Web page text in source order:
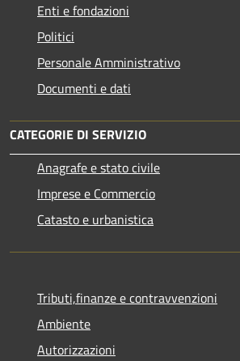
Enti e fondazioni
Politici
Personale Amministrativo
Documenti e dati
CATEGORIE DI SERVIZIO
Anagrafe e stato civile
Imprese e Commercio
Catasto e urbanistica
Tributi,finanze e contravvenzioni
Ambiente
Autorizzazioni